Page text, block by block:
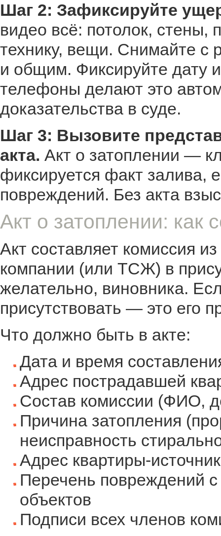
Шаг 2: Зафиксируйте
видео всё: потолок,
технику, вещи. Снимайте с
и общим. Фиксируйте дату
телефоны делают это
доказательства в суде.
Шаг 3: Вызовите
акта. Акт о затоплении —
фиксируется факт залива,
повреждений. Без акта
Акт о затоплении: как
Акт составляет комиссия
компании (или ТСЖ) в
желательно, виновника.
присутствовать — это его
Что должно быть в акте:
Дата и время
Адрес пострадавшей
Состав комиссии (ФИО,
Причина затопления
неисправность
Адрес квартиры-
Перечень повреждений
объектов
Подписи всех членов